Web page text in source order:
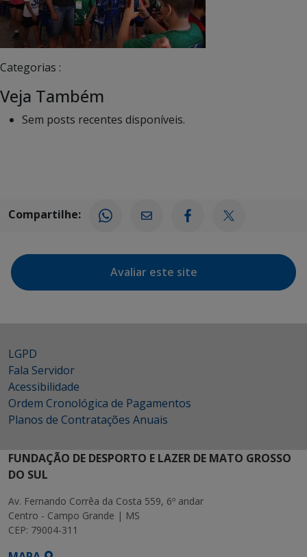
Categorias :
Veja Também
Sem posts recentes disponíveis.
Compartilhe:
Avaliar este site
LGPD
Fala Servidor
Acessibilidade
Ordem Cronológica de Pagamentos
Planos de Contratações Anuais
FUNDAÇÃO DE DESPORTO E LAZER DE MATO GROSSO
DO SUL
Av. Fernando Corrêa da Costa 559, 6º andar
Centro - Campo Grande | MS
CEP: 79004-311